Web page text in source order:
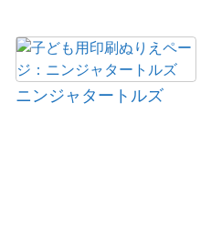
ニンジャタートルズ